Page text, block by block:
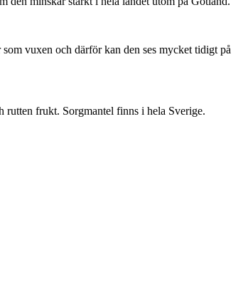
vuxen och därför kan den ses mycket tidigt på
rutten frukt. Sorgmantel finns i hela Sverige.